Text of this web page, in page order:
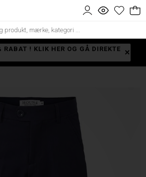
RABAT ! KLIK HER OG GÅ DIREKTE